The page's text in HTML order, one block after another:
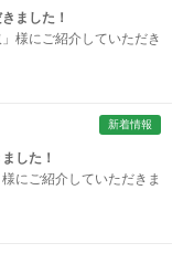
ティスト)
ました！
様にご紹介していただき
新着情報
した！
にご紹介していただきま